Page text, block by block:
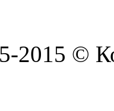
2015 ©